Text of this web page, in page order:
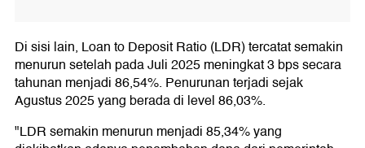
Di sisi lain, Loan to Deposit Ratio (LDR) tercatat semakin
menurun setelah pada Juli 2025 meningkat 3 bps secara
tahunan menjadi 86,54%. Penurunan terjadi sejak
Agustus 2025 yang berada di level 86,03%.
"LDR semakin menurun menjadi 85,34% yang